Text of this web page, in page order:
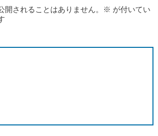
開されることはありません。 ※ が付いてい